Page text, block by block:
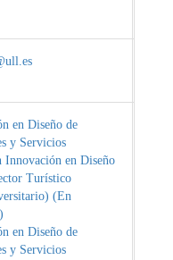
en Diseño de
y Servicios
Innovación en Diseño
Turístico
(En
en Diseño de
y Servicios